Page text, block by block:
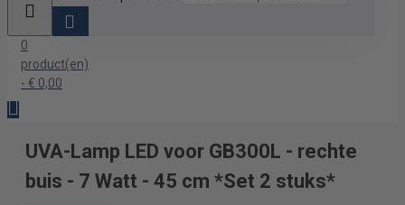
0
product(en)
- € 0,00
UVA-Lamp LED voor GB300L - rechte
buis - 7 Watt - 45 cm *Set 2 stuks*